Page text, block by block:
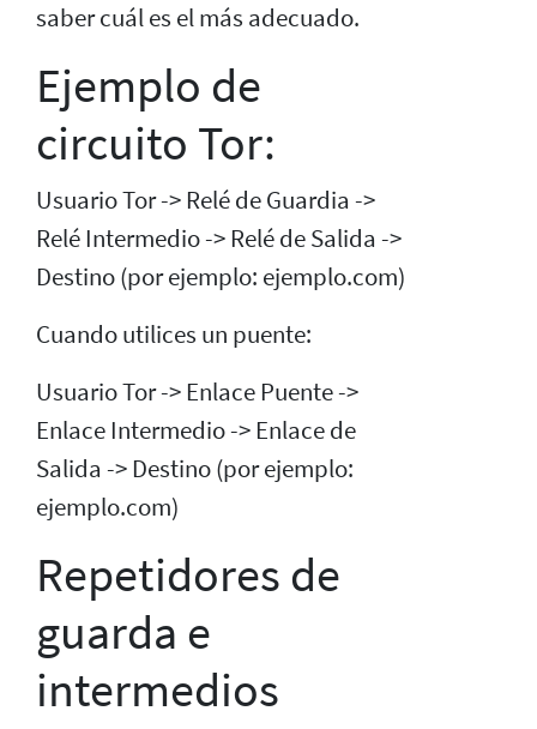
saber cuál es el más adecuado.
Ejemplo de
circuito Tor:
Usuario Tor -> Relé de Guardia ->
Relé Intermedio -> Relé de Salida ->
Destino (por ejemplo: ejemplo.com)
Cuando utilices un puente:
Usuario Tor -> Enlace Puente ->
Enlace Intermedio -> Enlace de
Salida -> Destino (por ejemplo:
ejemplo.com)
Repetidores de
guarda e
intermedios